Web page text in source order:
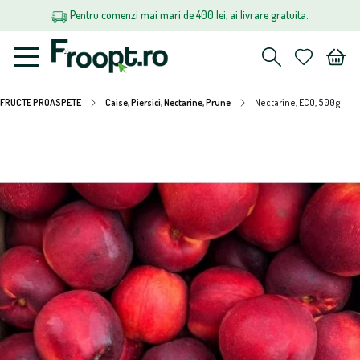
Pentru comenzi mai mari de 400 lei, ai livrare gratuita.
FRUCTE PROASPETE Caise, Piersici, Nectarine, Prune Nectarine, ECO, 500g